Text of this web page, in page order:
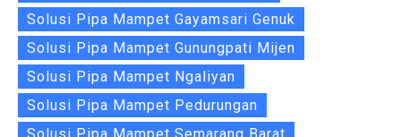
Solusi Pipa Mampet Gayamsari Genuk
Solusi Pipa Mampet Gunungpati Mijen
Solusi Pipa Mampet Ngaliyan
Solusi Pipa Mampet Pedurungan
Solusi Pipa Mampet Semarang Barat